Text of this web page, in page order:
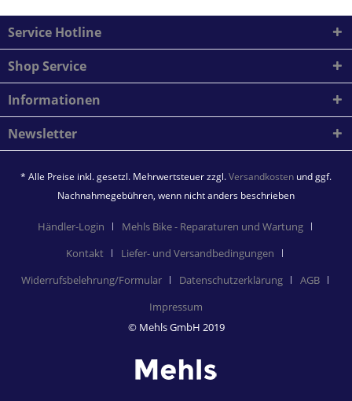
Service Hotline
Shop Service
Informationen
Newsletter
* Alle Preise inkl. gesetzl. Mehrwertsteuer zzgl.Versandkosten und ggf.
Nachnahmegebühren, wenn nicht anders beschrieben
Händler-Login
Mehls Bike - Reparaturen und Wartung
Kontakt
Liefer- und Versandbedingungen
Widerrufsbelehrung/Formular
Datenschutzerklärung
AGB
Impressum
© Mehls GmbH 2019